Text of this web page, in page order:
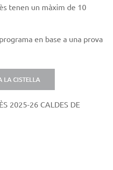
tenen un màxim de 10
en base a una prova
LA CISTELLA
2025-26 CALDES DE